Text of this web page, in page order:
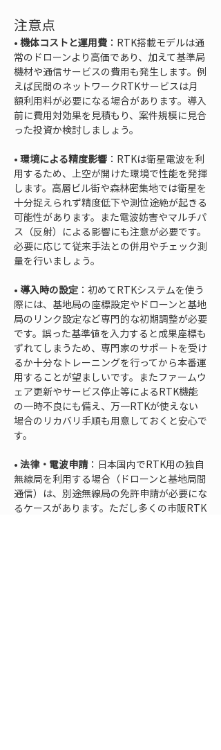
注意点
• 機体コストと運用費 ：RTK搭載モデルは通
常のドローンより高価であり、加えて基準局
機材や通信サービスの費用も発生します。例
えば民間のネットワークRTKサービスは月
額利用料が必要になる場合があります。導入
前に費用対効果を見積もり、案件規模に見合
• 環境による精度影響 ：RTKは衛星電波を利
用するため、上空が開けた環境で性能を発揮
します。高層ビル街や森林密集地では衛星を
十分捉えられず精度低下や測位途絶が起きる
可能性があります。また電波妨害やマルチパ
ス（反射）による影響にも注意が必要です。
必要に応じて従来手法との併用やチェック測
• 導入時の設定 ：初めてRTKシステムを使う
際には、基地局の座標設定やドローンと基地
局のリンク設定など専門的な初期調整が必要
です。誤った基準値を入力すると成果座標も
ずれてしまうため、専門家のサポートを受け
るか十分なトレーニングを行ってから本番運
用することが望ましいです。またファームウ
ェア更新やサービス停止等によるRTK機能
の一時不良にも備え、万一RTKが使えない
場合のリカバリ手順も用意しておくと安心で
• 法律・電波申請：日本国内でRTK用の独自
無線局を利用する場合（ドローンと基地局間
通信）は、別途無線局の免許申請が必要にな
るケースがあります。ただし多くの市販RTK